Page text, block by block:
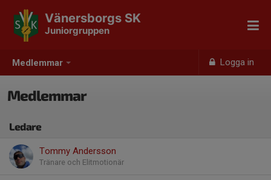
Medlemmar Logga in
Vänersborgs SK
Juniorgruppen
Medlemmar
Ledare
Tommy Andersson
Tränare och Elitmotionär